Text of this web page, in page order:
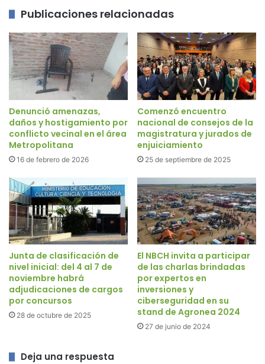
Publicaciones relacionadas
Denunció amenazas,
daños y hostigamiento por
conflicto vecinal en el área
Metropolitana
16 de febrero de 2026
Comenzó encuentro
nacional de consejos de la
magistratura y jurados de
enjuiciamiento
25 de septiembre de 2025
Junta de clasificación de
nivel inicial: del 4 al 7 de
noviembre habrá
adjudicaciones de cargos
por concursos
28 de octubre de 2025
El NBCH invita a participar
de las charlas brindadas
por expertos en
inversiones y
ciberseguridad en su
stand de Agronea 2024
27 de junio de 2024
Deja una respuesta